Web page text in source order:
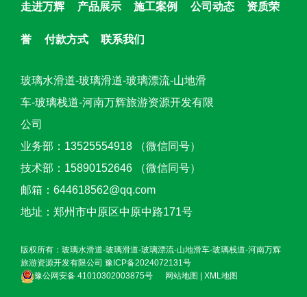
走进万辉 产品展示 施工案例 公司动态 资质荣
誉 付款方式 联系我们
玻璃水滑道-玻璃滑道-玻璃漂流-山地滑
车-玻璃栈道-河南万辉旅游资源开发有限
公司
业务部：13525554918 （微信同号）
技术部：15890152646 （微信同号）
邮箱：644618562@qq.com
地址：郑州市中原区中原中路171号
版权所有：玻璃水滑道-玻璃滑道-玻璃漂流-山地滑车-玻璃栈道-河南万辉
旅游资源开发有限公司 豫ICP备2024072131号
豫公网安备 41010302003875号
网站地图 XML地图